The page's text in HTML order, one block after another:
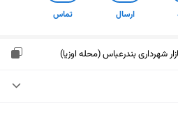
ارسال تماس